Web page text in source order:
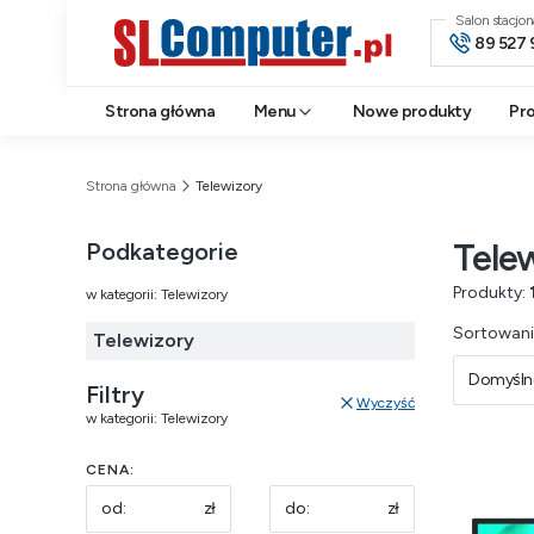
Salon
89 527
Strona główna Menu Nowe produkty
Strona główna Telewizory
Podkategorie
w kategorii: Telewizory
Telewizory
Filtry
w kategorii: Telewizory
Wyczyść
CENA:
zł zł
Produkty:
Lista